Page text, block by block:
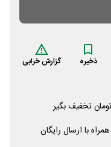
ذخیره گزارش خرابی